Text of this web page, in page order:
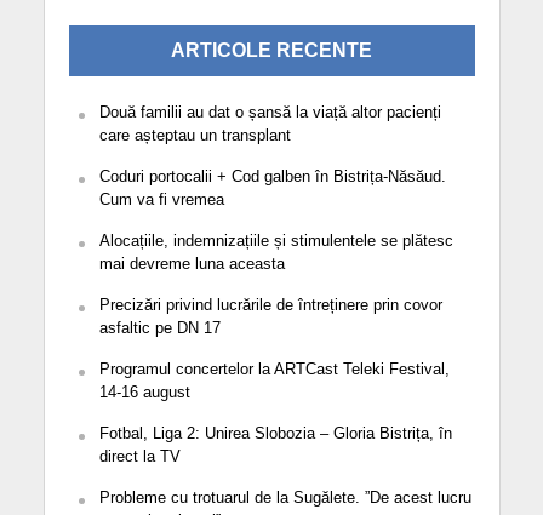
ARTICOLE RECENTE
Două familii au dat o șansă la viață altor pacienți
care așteptau un transplant
Coduri portocalii + Cod galben în Bistrița-Năsăud.
Cum va fi vremea
Alocațiile, indemnizațiile și stimulentele se plătesc
mai devreme luna aceasta
Precizări privind lucrările de întreținere prin covor
asfaltic pe DN 17
Programul concertelor la ARTCast Teleki Festival,
14-16 august
Fotbal, Liga 2: Unirea Slobozia – Gloria Bistrița, în
direct la TV
Probleme cu trotuarul de la Sugălete. ”De acest lucru